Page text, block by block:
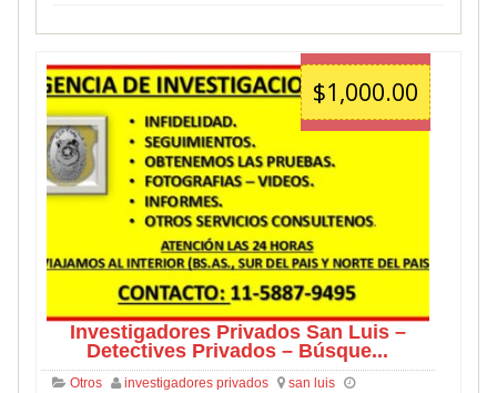
$1,000.00
Investigadores Privados San Luis –
Detectives Privados – Búsque...
Otros investigadores privados
san luis